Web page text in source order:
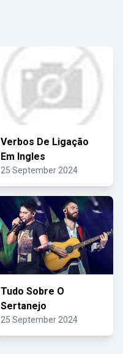
Verbos De Ligação
Em Ingles
25 September 2024
Tudo Sobre O
Sertanejo
25 September 2024